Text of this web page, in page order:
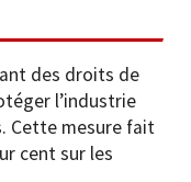
des droits de
l’industrie
Cette mesure fait
cent sur les